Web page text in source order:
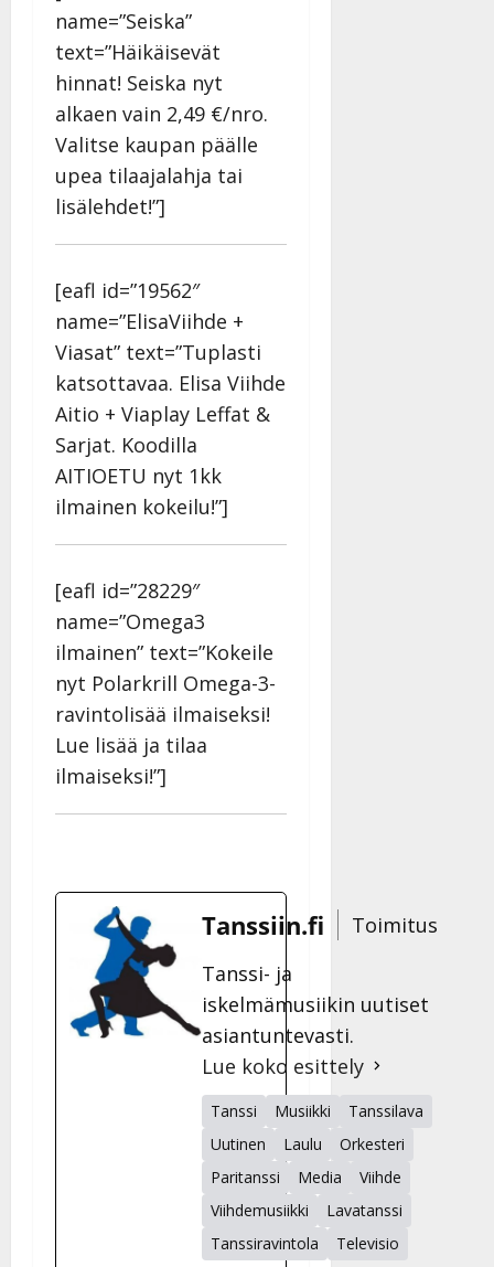
name=”Seiska”
text=”Häikäisevät
hinnat! Seiska nyt
alkaen vain 2,49 €/nro.
Valitse kaupan päälle
upea tilaajalahja tai
lisälehdet!”]
[eafl id=”19562″
name=”ElisaViihde +
Viasat” text=”Tuplasti
katsottavaa. Elisa Viihde
Aitio + Viaplay Leffat &
Sarjat. Koodilla
AITIOETU nyt 1kk
ilmainen kokeilu!”]
[eafl id=”28229″
name=”Omega3
ilmainen” text=”Kokeile
nyt Polarkrill Omega-3-
ravintolisää ilmaiseksi!
Lue lisää ja tilaa
ilmaiseksi!”]
Tanssiin.fi
Toimitus
Tanssi- ja
iskelmämusiikin uutiset
asiantuntevasti.
Lue koko esittely
Tanssi Musiikki
Tanssilava
Uutinen
Laulu
Orkesteri
Paritanssi
Media
Viihde
Viihdemusiikki
Lavatanssi
Tanssiravintola
Televisio